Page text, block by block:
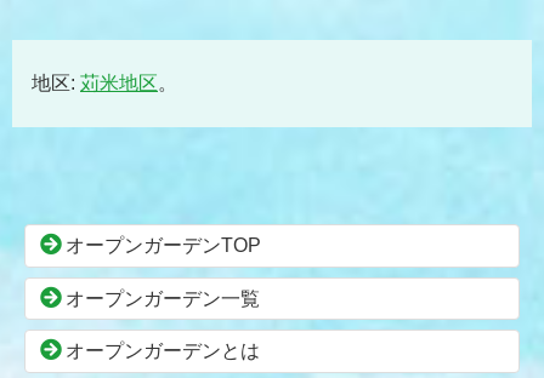
地区: 苅米地区。
ン
本
文
先
の
頭
へ
る
オープンガーデンTOP
オープンガーデン一覧
オープンガーデンとは